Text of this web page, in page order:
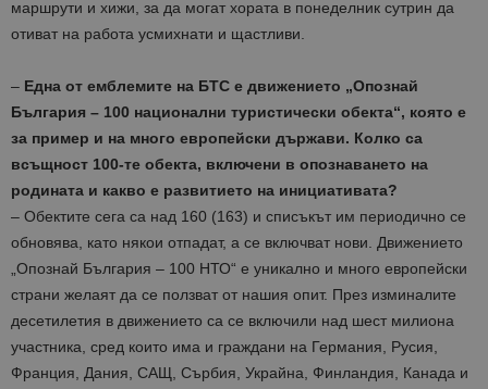
маршрути и хижи, за да могат хората в понеделник сутрин да
отиват на работа усмихнати и щастливи.
– Една от емблемите на БТС е движението „Опознай
България – 100 национални туристически обекта“, която е
за пример и на много европейски държави. Колко са
всъщност 100-те обекта, включени в опознаването на
родината и какво е развитието на инициативата?
– Обектите сега са над 160 (163) и списъкът им периодично се
обновява, като някои отпадат, а се включват нови. Движението
„Опознай България – 100 НТО“ е уникално и много европейски
страни желаят да се ползват от нашия опит. През изминалите
десетилетия в движението са се включили над шест милиона
участника, сред които има и граждани на Германия, Русия,
Франция, Дания, САЩ, Сърбия, Украйна, Финландия, Канада и